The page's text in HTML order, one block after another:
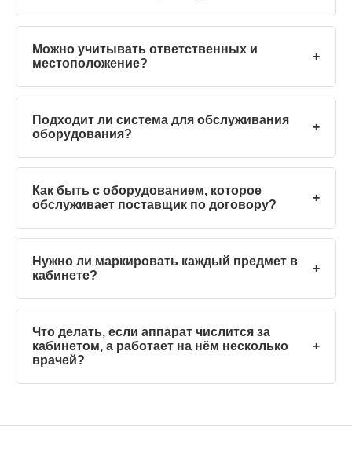
Можно учитывать ответственных и
местоположение?
+
Подходит ли система для обслуживания
оборудования?
+
Как быть с оборудованием, которое
обслуживает поставщик по договору?
+
Нужно ли маркировать каждый предмет в
кабинете?
+
Что делать, если аппарат числится за
кабинетом, а работает на нём несколько
врачей?
+